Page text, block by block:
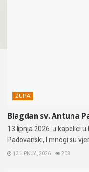
ŽUPA
Blagdan sv. Antuna
13 lipnja 2026. u kapelici
Padovanski, I mnogi su
13 LIPNJA, 2026 203